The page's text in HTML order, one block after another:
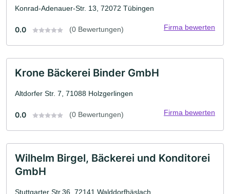
Konrad-Adenauer-Str. 13, 72072 Tübingen
0.0 (0 Bewertungen) Firma bewerten
Krone Bäckerei Binder GmbH
Altdorfer Str. 7, 71088 Holzgerlingen
0.0 (0 Bewertungen) Firma bewerten
Wilhelm Birgel, Bäckerei und Konditorei
GmbH
Stuttgarter Str.36, 72141 Walddorfhäslach